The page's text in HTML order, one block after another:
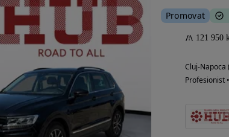
Promovat
121 950
Cluj-Napoca
Profesionist